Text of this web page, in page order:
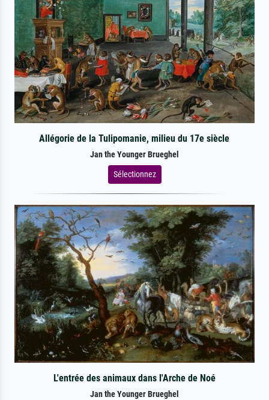
Allégorie de la Tulipomanie, milieu du 17e siècle
Jan the Younger Brueghel
Sélectionnez
L'entrée des animaux dans l'Arche de Noé
Jan the Younger Brueghel